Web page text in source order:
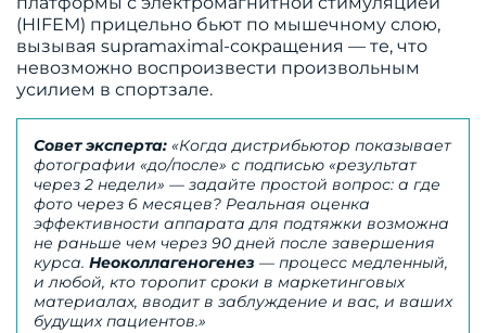
(HIFEM) прицельно бьют по мышечному слою,
вызывая supramaximal-сокращения — те, что
невозможно воспроизвести произвольным
усилием в спортзале.
Совет эксперта: «Когда дистрибьютор показывает
фотографии «до/после» с подписью «результат
через 2 недели» — задайте простой вопрос: а где
фото через 6 месяцев? Реальная оценка
эффективности аппарата для подтяжки возможна
не раньше чем через 90 дней после завершения
курса. Неоколлагеногенез — процесс медленный,
и любой, кто торопит сроки в маркетинговых
материалах, вводит в заблуждение и вас, и ваших
будущих пациентов.»